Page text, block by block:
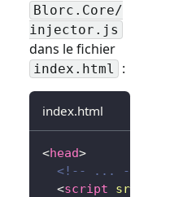
Blorc.Core/
injector.js
dans le fichier
index.html :
index.html
<head>
<!-- ... -->
<script src